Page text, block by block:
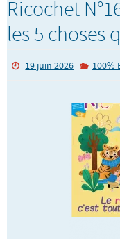
Ricochet
les 5 choses
19 juin 2026 100%